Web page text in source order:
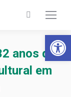
Barra de
Search:
anos de
em